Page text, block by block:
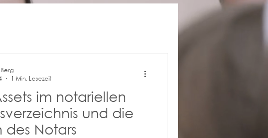
im notariellen
und die
des Notars
Berg
1 Min. Lesezeit